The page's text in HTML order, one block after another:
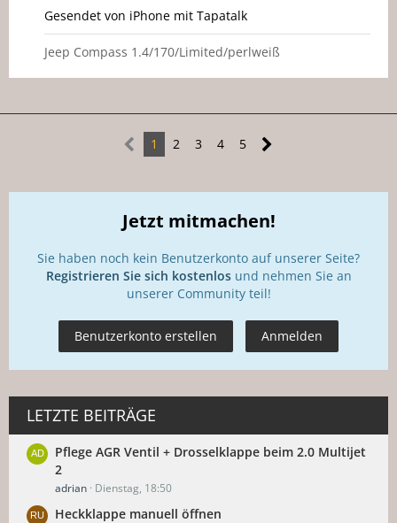
Gesendet von iPhone mit Tapatalk
Jeep Compass 1.4/170/Limited/perlweiß
1 2 3 4 5
Jetzt mitmachen!
Sie haben noch kein Benutzerkonto auf unserer Seite?
Registrieren Sie sich kostenlosund nehmen Sie an
unserer Community teil!
Benutzerkonto erstellen Anmelden
LETZTE BEITRÄGE
Pflege AGR Ventil + Drosselklappe beim 2.0 Multijet
2
adrian Dienstag, 18:50
Heckklappe manuell öffnen